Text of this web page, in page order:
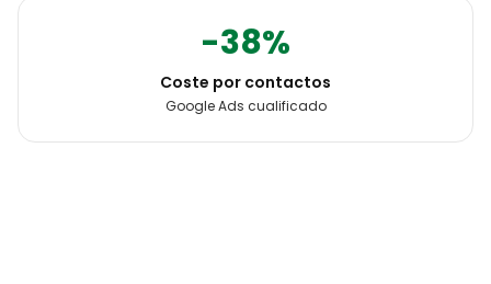
-38%
Coste por contactos
Google Ads cualificado